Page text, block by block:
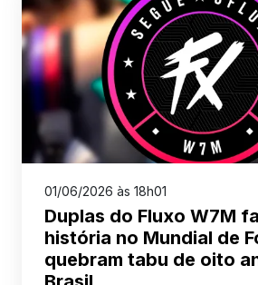
01/06/2026 às 18h01
Duplas do Fluxo W7M
história no Mundial de
quebram tabu de oito